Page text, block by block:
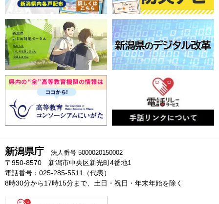
新潟県庁 法人番号 5000020150002
〒950-8570 新潟市中央区新光町4番地1
電話番号：025-285-5511（代表）
8時30分から17時15分まで、土日・祝日・年末年始を除く